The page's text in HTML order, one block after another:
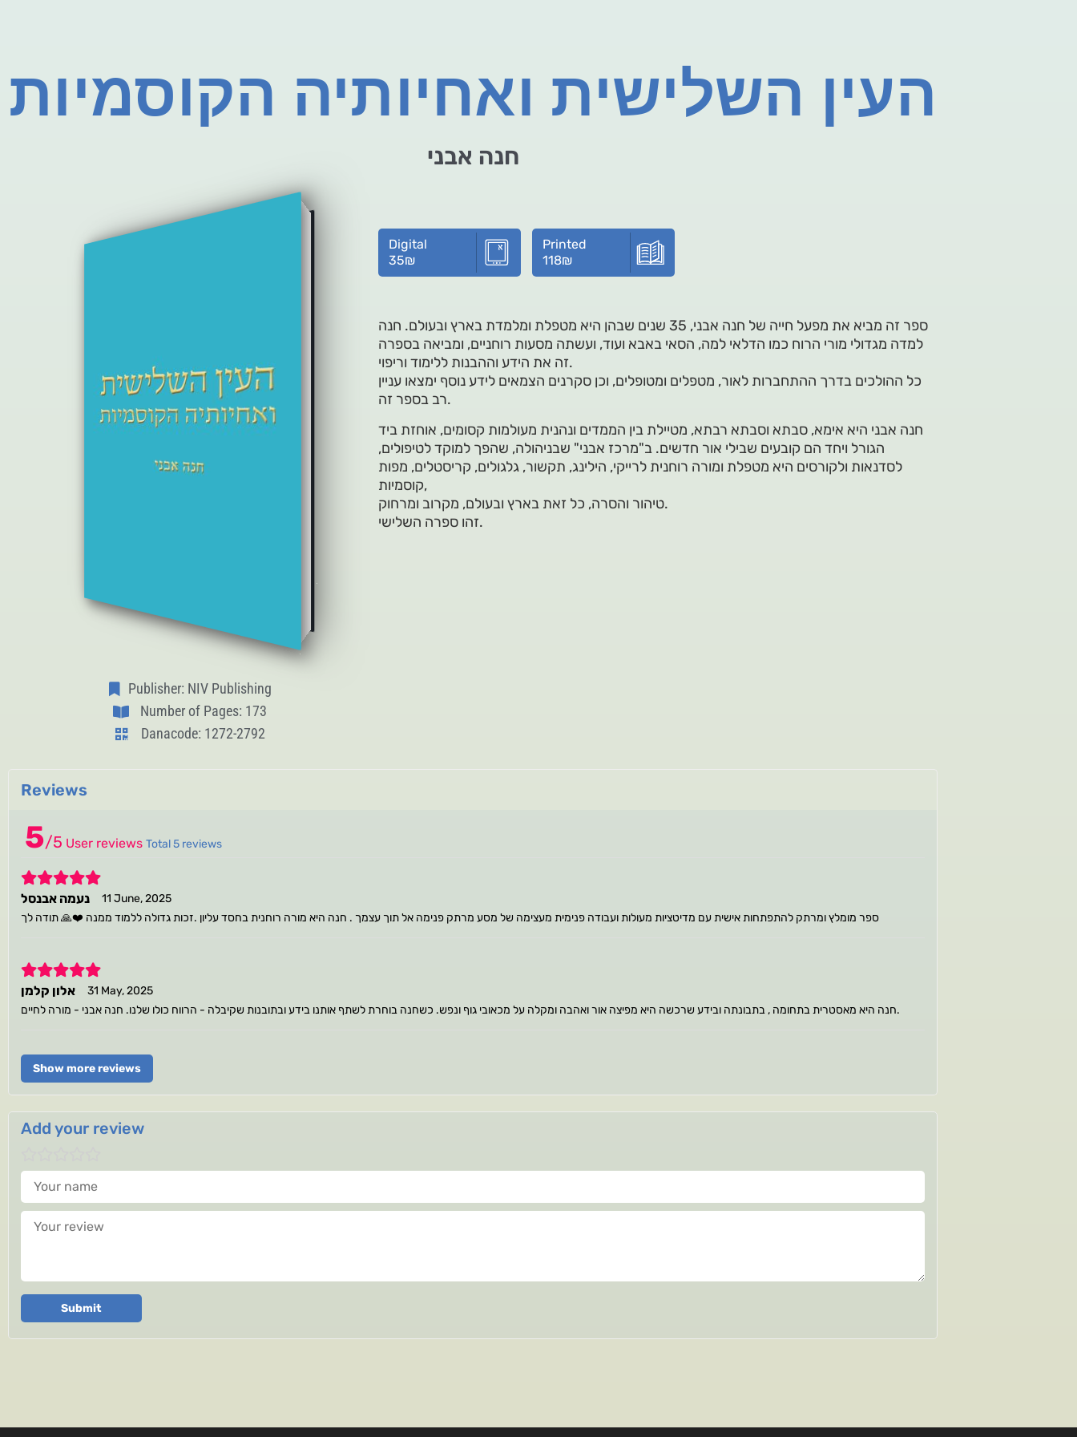
העין השלישית ואחיותיה הקוסמיות
חנה אבני
Publisher: NIV Publishing
Number of Pages: 173
Danacode: 1272-2792
Digital
35₪
Printed
118₪
ספר זה מביא את מפעל חייה של חנה אבני, 35 שנים שבהן היא מטפלת ומלמדת בארץ ובעולם. חנה
למדה מגדולי מורי הרוח כמו הדלאי למה, הסאי באבא ועוד, ועשתה מסעות רוחניים, ומביאה בספרה
זה את הידע וההבנות ללימוד וריפוי.
‏כל ההולכים בדרך ההתחברות לאור, מטפלים ומטופלים, וכן סקרנים הצמאים לידע נוסף ימצאו עניין
רב בספר זה.
חנה אבני היא אימא, סבתא וסבתא רבתא, מטיילת בין הממדים ונהנית מעולמות קסומים, אוחזת ביד
הגורל ויחד הם קובעים שבילי אור חדשים. ב"מרכז אבני" שבניהולה, שהפך למוקד לטיפולים,
לסדנאות ולקורסים היא מטפלת ומורה רוחנית לרייקי, הילינג, תקשור, גלגולים, קריסטלים, מפות
קוסמיות,
טיהור והסרה, כל זאת בארץ ובעולם, מקרוב ומרחוק.
זהו ספרה השלישי.
Reviews
5/5 User reviews Total 5 reviews
5
נעמה אבנסל
11 June, 2025
ספר מומלץ ומרתק להתפתחות אישית עם מדיטציות מעולות ועבודה פנימית מעצימה של מסע מרתק פנימה אל תוך עצמך . חנה היא מורה רוחנית בחסד עליון .זכות גדולה ללמוד ממנה ❤️🙏 תודה לך
5
אלון קלמן
31 May, 2025
חנה היא מאסטרית בתחומה , בתבונתה ובידע שרכשה היא מפיצה אור ואהבה ומקלה על מכאובי גוף ונפש. כשחנה בוחרת לשתף אותנו בידע ובתובנות שקיבלה - הרווח כולו שלנו. חנה אבני - מורה לחיים.
Show more reviews
Add your review
Your name
Your review
Submit